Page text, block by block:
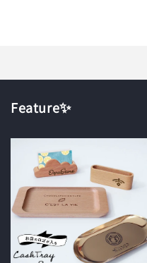
Feature✨